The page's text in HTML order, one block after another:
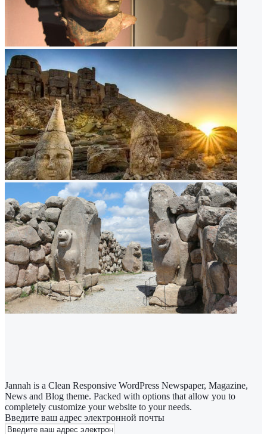
Jannah is a Clean Responsive WordPress Newspaper, Magazine,
News and Blog theme. Packed with options that allow you to
completely customize your website to your needs.
Введите ваш адрес электронной почты